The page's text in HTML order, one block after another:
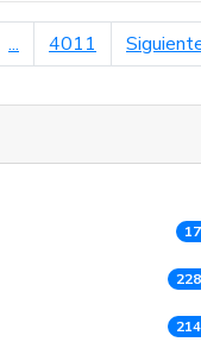
... 4011